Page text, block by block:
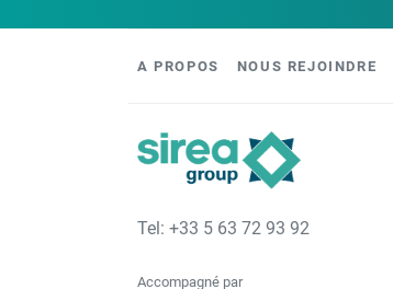
A PROPOS NOUS REJOINDRE
Tel: +33 5 63 72 93 92
Accompagné par